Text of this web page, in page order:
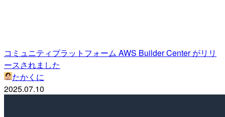
コミュニティプラットフォーム AWS Builder Center がリリ
ースされました
たかくに
2025.07.10